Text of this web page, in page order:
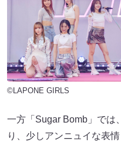
©LAPONE GIRLS
一方「Sugar Bomb」では
り、少しアンニュイな表